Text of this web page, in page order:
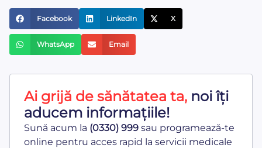
Facebook LinkedIn X
WhatsApp Email
Ai grijă de sănătatea ta, noi îți
aducem informațiile!
Sună acum la (0330) 999 sau programează-te
online pentru acces rapid la servicii medicale